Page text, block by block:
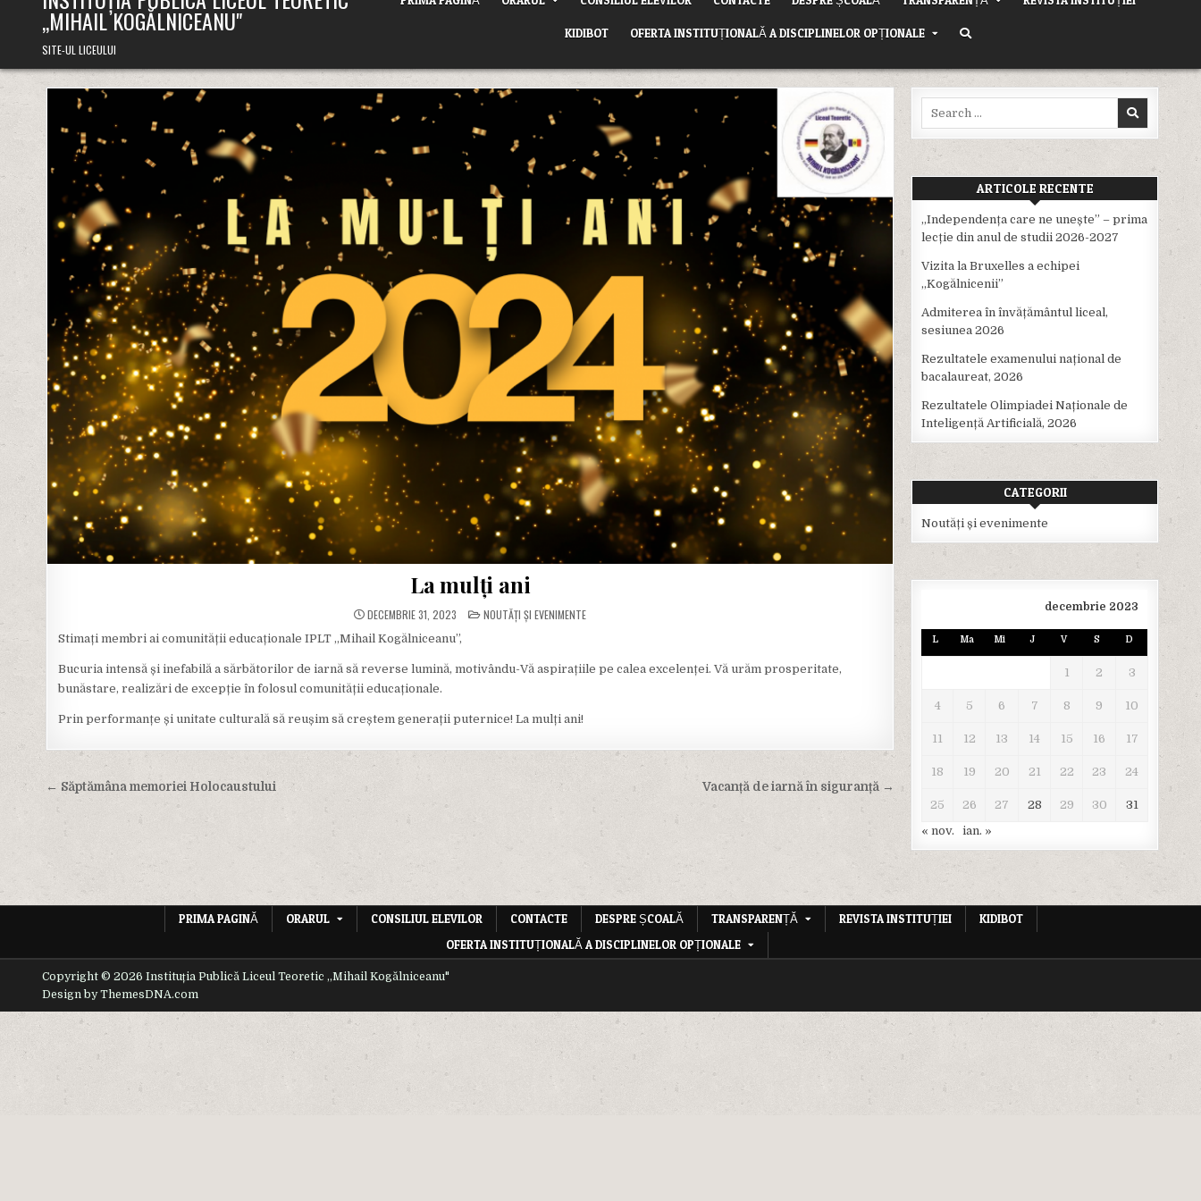
,,MIHAIL KOGĂLNICEANU"
SITE-UL LICEULUI
KIDIBOT OFERTA INSTITUȚIONALĂ A DISCIPLINELOR OPȚIONALE
La mulți ani
DECEMBRIE 31, 2023 POSTED
NOUTĂȚI ȘI EVENIMENTE
Stimați membri ai comunității educaționale IPLT ,,Mihail Kogălniceanu”,
Bucuria intensă și inefabilă a sărbătorilor de iarnă să reverse lumină, motivându-Vă aspirațiile pe calea excelenței. Vă urăm prosperitate,
bunăstare, realizări de excepție în folosul comunității educaționale.
Prin performanțe și unitate culturală să reușim să creștem generații puternice! La mulți ani!
Navigare
în
articole
Vacanță de iarnă în siguranță →
← Săptămâna memoriei Holocaustului
ARTICOLE RECENTE
,,Independența care ne unește” – prima
lecție din anul de studii 2026-2027
Vizita la Bruxelles a echipei
,,Kogălnicenii”
Admiterea în învățământul liceal,
sesiunea 2026
Rezultatele examenului național de
bacalaureat, 2026
Rezultatele Olimpiadei Naționale de
Inteligență Artificială, 2026
CATEGORII
Noutăți și evenimente
decembrie 2023
L Ma Mi J V S D
1 2 3
4 5 6 7 8 9 10
11 12 13 14 15 16 17
18 19 20 21 22 23 24
25 26 27 28 29 30
31
« nov.
ian. »
PRIMA PAGINĂ ORARUL CONSILIUL ELEVILOR CONTACTE DESPRE ȘCOALĂ TRANSPARENȚĂ REVISTA INSTITUȚIEI
KIDIBOT
OFERTA INSTITUȚIONALĂ A DISCIPLINELOR OPȚIONALE
Copyright © 2026 Instituția Publică Liceul Teoretic ,,Mihail Kogălniceanu"
Design by ThemesDNA.com